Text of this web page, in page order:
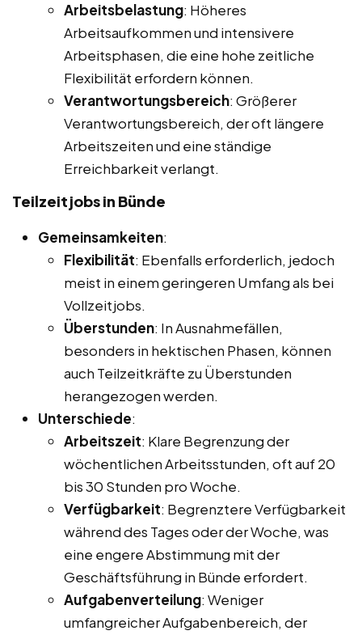
Arbeitsbelastung: Höheres
Arbeitsaufkommen und intensivere
Arbeitsphasen, die eine hohe zeitliche
Flexibilität erfordern können.
Verantwortungsbereich: Größerer
Verantwortungsbereich, der oft längere
Arbeitszeiten und eine ständige
Erreichbarkeit verlangt.
Teilzeitjobs in Bünde
Gemeinsamkeiten:
Flexibilität: Ebenfalls erforderlich, jedoch
meist in einem geringeren Umfang als bei
Vollzeitjobs.
Überstunden: In Ausnahmefällen,
besonders in hektischen Phasen, können
auch Teilzeitkräfte zu Überstunden
herangezogen werden.
Unterschiede:
Arbeitszeit: Klare Begrenzung der
wöchentlichen Arbeitsstunden, oft auf 20
bis 30 Stunden pro Woche.
Verfügbarkeit: Begrenztere Verfügbarkeit
während des Tages oder der Woche, was
eine engere Abstimmung mit der
Geschäftsführung in Bünde erfordert.
Aufgabenverteilung: Weniger
umfangreicher Aufgabenbereich, der